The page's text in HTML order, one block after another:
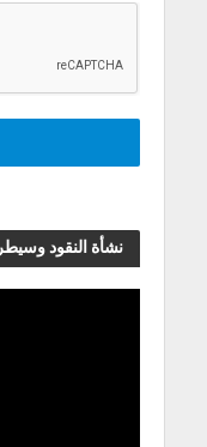
نشأة النقود